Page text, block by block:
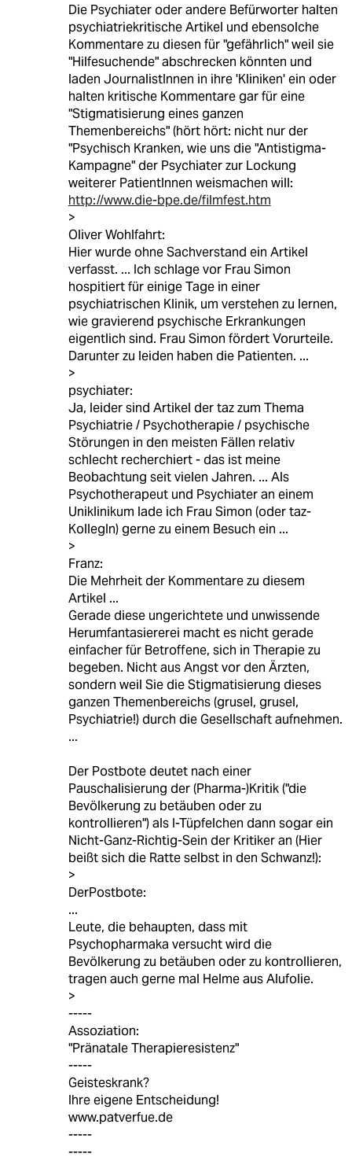
Die Psychiater oder andere Befürworter halten
psychiatriekritische Artikel und ebensolche
Kommentare zu diesen für "gefährlich" weil sie
"Hilfesuchende" abschrecken könnten und
laden JournalistInnen in ihre 'Kliniken' ein oder
halten kritische Kommentare gar für eine
"Stigmatisierung eines ganzen
Themenbereichs" (hört hört: nicht nur der
"Psychisch Kranken, wie uns die "Antistigma-
Kampagne" der Psychiater zur Lockung
weiterer PatientInnen weismachen will:
http://www.die-bpe.de/filmfest.htm
>
Oliver Wohlfahrt:
Hier wurde ohne Sachverstand ein Artikel
verfasst. ... Ich schlage vor Frau Simon
hospitiert für einige Tage in einer
psychiatrischen Klinik, um verstehen zu lernen,
wie gravierend psychische Erkrankungen
eigentlich sind. Frau Simon fördert Vorurteile.
Darunter zu leiden haben die Patienten. ...
>
psychiater:
Ja, leider sind Artikel der taz zum Thema
Psychiatrie / Psychotherapie / psychische
Störungen in den meisten Fällen relativ
schlecht recherchiert - das ist meine
Beobachtung seit vielen Jahren. ... Als
Psychotherapeut und Psychiater an einem
Uniklinikum lade ich Frau Simon (oder taz-
KollegIn) gerne zu einem Besuch ein ...
>
Franz:
Die Mehrheit der Kommentare zu diesem
Artikel ...
Gerade diese ungerichtete und unwissende
Herumfantasiererei macht es nicht gerade
einfacher für Betroffene, sich in Therapie zu
begeben. Nicht aus Angst vor den Ärzten,
sondern weil Sie die Stigmatisierung dieses
ganzen Themenbereichs (grusel, grusel,
Psychiatrie!) durch die Gesellschaft aufnehmen.
...
Der Postbote deutet nach einer
Pauschalisierung der (Pharma-)Kritik ("die
Bevölkerung zu betäuben oder zu
kontrollieren") als I-Tüpfelchen dann sogar ein
Nicht-Ganz-Richtig-Sein der Kritiker an (Hier
beißt sich die Ratte selbst in den Schwanz!):
>
DerPostbote:
...
Leute, die behaupten, dass mit
Psychopharmaka versucht wird die
Bevölkerung zu betäuben oder zu kontrollieren,
tragen auch gerne mal Helme aus Alufolie.
>
-----
Assoziation:
"Pränatale Therapieresistenz"
-----
Geisteskrank?
Ihre eigene Entscheidung!
www.patverfue.de
-----
-----